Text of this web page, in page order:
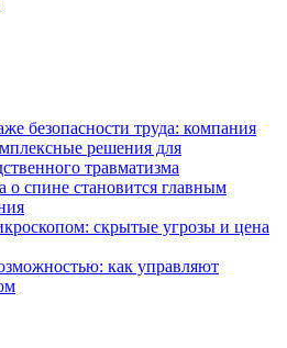
безопасности труда: компания
решения для
травматизма
о спине становится главным
скрытые угрозы и цена
как управляют